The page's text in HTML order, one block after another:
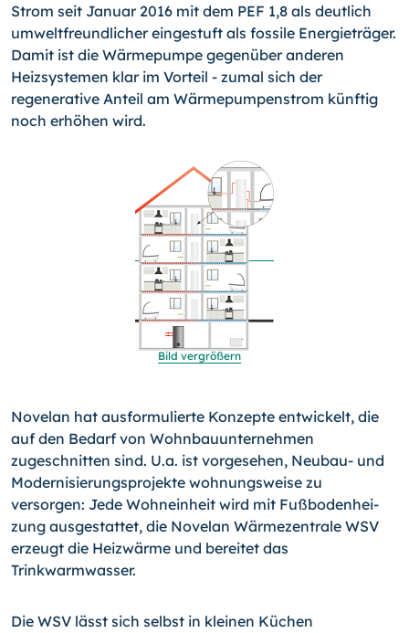
Strom seit Ja­nuar 2016 mit dem PEF 1,8 als deutlich
umweltfreundlicher eingestuft als fossile Ener­gieträger.
Damit ist die Wärmepumpe gegenüber anderen
Heizsystemen klar im Vor­teil - zumal sich der
regenerative Anteil am Wärmepumpenstrom künftig
noch erhöhen wird.
Bild vergrößern
Novelan hat ausformulierte Konzepte entwickelt, die
auf den Bedarf von Wohnbauunternehmen
zugeschnitten sind. U.a. ist vorgesehen, Neubau- und
Modernisierungsprojekte wohnungs­weise zu
versorgen: Jede Wohneinheit wird mit Fußbodenhei­
zung ausgestattet, die Novelan Wärmezentrale WSV
erzeugt die Heizwärme und bereitet das
Trinkwarmwasser.
Die WSV lässt sich selbst in kleinen Küchen